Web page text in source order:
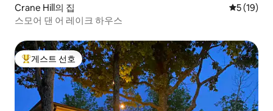
Crane Hill의 집 평점 5점
5 (19)
스모어 댄 어 레이크 하우스
상위 게스트 선호
게스트 선호